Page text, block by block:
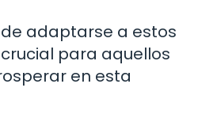
adaptarse a estos
para aquellos
en esta